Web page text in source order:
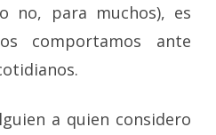
no, para muchos), es
comportamos ante
a quien considero